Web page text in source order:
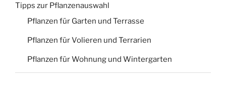
Tipps zur Pflanzenauswahl
Pflanzen für Garten und Terrasse
Pflanzen für Volieren und Terrarien
Pflanzen für Wohnung und Wintergarten